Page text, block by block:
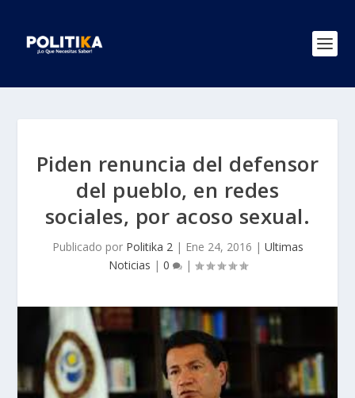
Piden renuncia del defensor
del pueblo, en redes
sociales, por acoso sexual.
Publicado por Politika 2| Ene 24, 2016 | Ultimas
Noticias | 0 |